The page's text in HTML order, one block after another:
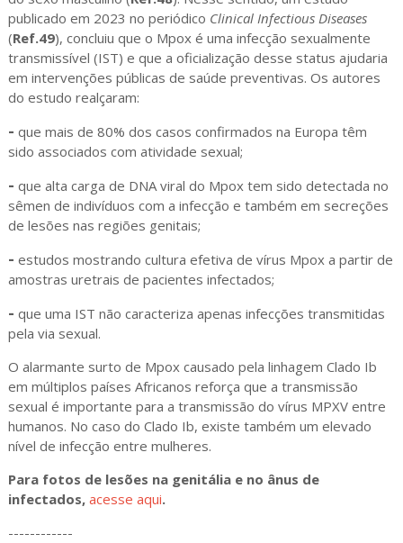
publicado em 2023 no periódico Clinical Infectious Diseases
(Ref.49), concluiu que o Mpox é uma infecção sexualmente
transmissível (IST) e que a oficialização desse status ajudaria
em intervenções públicas de saúde preventivas. Os autores
do estudo realçaram:
- que mais de 80% dos casos confirmados na Europa têm
sido associados com atividade sexual;
- que alta carga de DNA viral do Mpox tem sido detectada no
sêmen de indivíduos com a infecção e também em secreções
de lesões nas regiões genitais;
- estudos mostrando cultura efetiva de vírus Mpox a partir de
amostras uretrais de pacientes infectados;
- que uma IST não caracteriza apenas infecções transmitidas
pela via sexual.
O alarmante surto de Mpox causado pela linhagem Clado Ib
em múltiplos países Africanos reforça que a transmissão
sexual é importante para a transmissão do vírus MPXV entre
humanos. No caso do Clado Ib, existe também um elevado
nível de infecção entre mulheres.
Para fotos de lesões na genitália e no ânus de
infectados, acesse aqui.
------------